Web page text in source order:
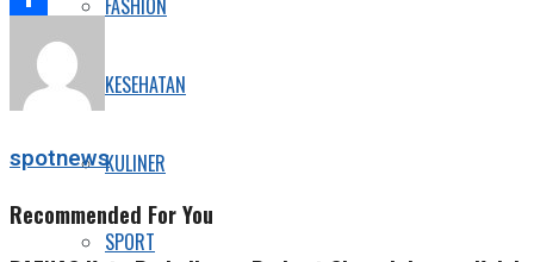
FASHION
KESEHATAN
KULINER
SPORT
Share
spotnews
Recommended For You